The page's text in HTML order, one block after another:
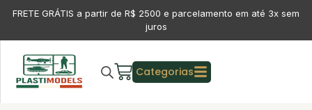
FRETE GRÁTIS a partir de R$ 2500 e parcelamento em até 3x sem
juros
Categorias